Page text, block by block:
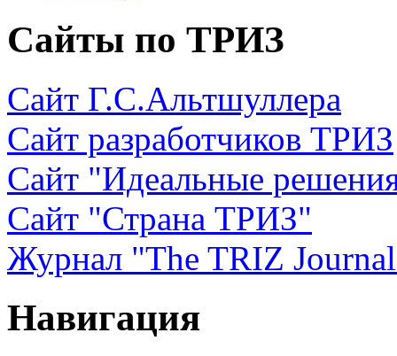
Сайты по ТРИЗ
Сайт Г.С.Альтшуллера
Сайт разработчиков ТРИЗ
Сайт "Идеальные
Сайт "Страна ТРИЗ"
Журнал "The TRIZ
Навигация